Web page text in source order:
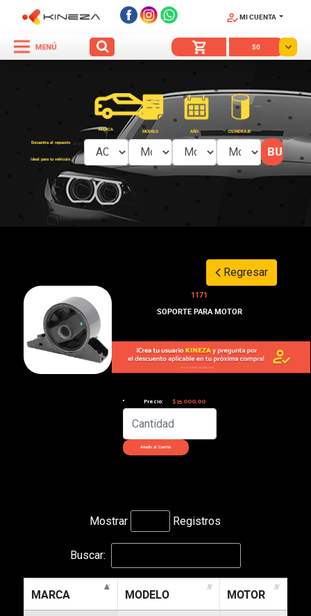
MI CUENTA
$0
Encuentra el repuesto
ideal para tu vehículo
MARCA MODELO AÑO CILINDRAJE
Regresar
1171
SOPORTE PARA MOTOR
Precio: $35.000,00
Mostrar Registros
Buscar:
MARCA MODELO MOTOR